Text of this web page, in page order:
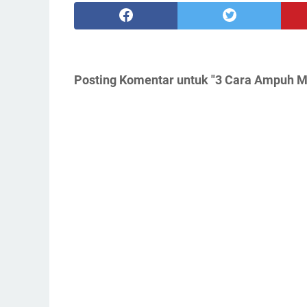
Posting Komentar untuk "3 Cara Ampuh